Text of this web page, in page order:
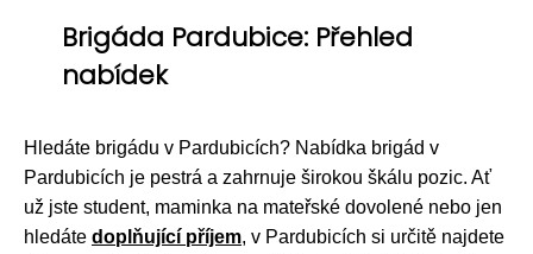
Brigáda Pardubice: Přehled
nabídek
Hledáte brigádu v Pardubicích? Nabídka brigád v
Pardubicích je pestrá a zahrnuje širokou škálu pozic. Ať
už jste student, maminka na mateřské dovolené nebo jen
hledáte doplňující příjem, v Pardubicích si určitě najdete